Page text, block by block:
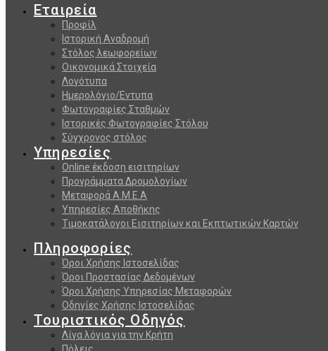
Εταιρεία
Προφίλ
Ιστορική Αναδρομή
Στόλος λεωφορείων
Οικονομικά Στοιχεία
Λογότυπα
Ημερολόγιο/Εντυπα
Φωτογραφίες Σταθμών
Ιστορικές Φωτογραφίες Στόλου
Σύγχρονος στόλος
Υπηρεσίες
Online έκδοση εισιτηρίων
Προγράμματα Δρομολογίων
Μεταφορά Α.Μ.Ε.Α
Υπηρεσίες Αποθήκης
Τιμοκατάλογοι Εισιτηρίων και Εκπτωτικών Καρτών
Πληροφορίες
Όροι Χρήσης Ιστοσελίδας
Όροι Προστασίας Δεδομένων
Όροι Χρήσης Υπηρεσίας Μεταφορών
Οδηγίες Χρήσης Ιστοσελίδας
Τουριστικός Οδηγός
Λίγα λόγια για την Κρήτη
Πόλεις